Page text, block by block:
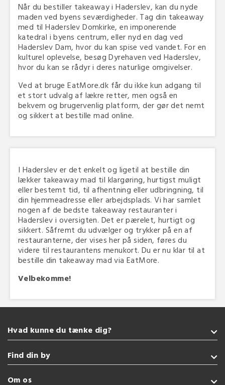
Når du bestiller takeaway i Haderslev, kan du nyde
maden ved byens seværdigheder. Tag din takeaway
med til Haderslev Domkirke, en imponerende
katedral i byens centrum, eller nyd en dag ved
Haderslev Dam, hvor du kan spise ved vandet. For en
kulturel oplevelse, besøg Dyrehaven ved Haderslev,
hvor du kan se rådyr i deres naturlige omgivelser.
Ved at bruge EatMore.dk får du ikke kun adgang til
et stort udvalg af lækre retter, men også en
bekvem og brugervenlig platform, der gør det nemt
og sikkert at bestille mad online.
I Haderslev er det enkelt og ligetil at bestille din
lækker takeaway mad til klargøring, hurtigst muligt
eller bestemt tid, til afhentning eller udbringning, til
din hjemmeadresse eller arbejdsplads. Vi har samlet
nogen af de bedste takeaway restauranter i
Haderslev i oversigten. Det er pærelet, hurtigt og
sikkert. Såfremt du udvælger og trykker på en af
restauranterne, der vises her på siden, føres du
videre til restaurantens menukort. Du er nu klar til at
bestille din takeaway mad via EatMore.
Velbekomme!
Hvad kunne du tænke dig?
Takeaway
Tyrkisk
Find din by
Sønderborg
Om os